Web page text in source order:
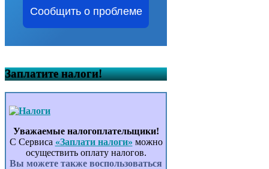
Сообщить о проблеме
Заплатите налоги!
Уважаемые налогоплательщики!
С Сервиса «Заплати налоги» можно
осуществить оплату налогов.
Вы можете также воспользоваться